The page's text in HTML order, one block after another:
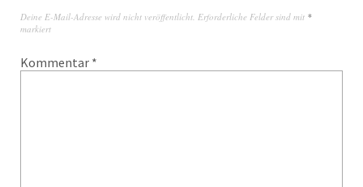
Deine E-Mail-Adresse wird nicht veröffentlicht. Erforderliche Felder sind mit *
markiert
Kommentar *